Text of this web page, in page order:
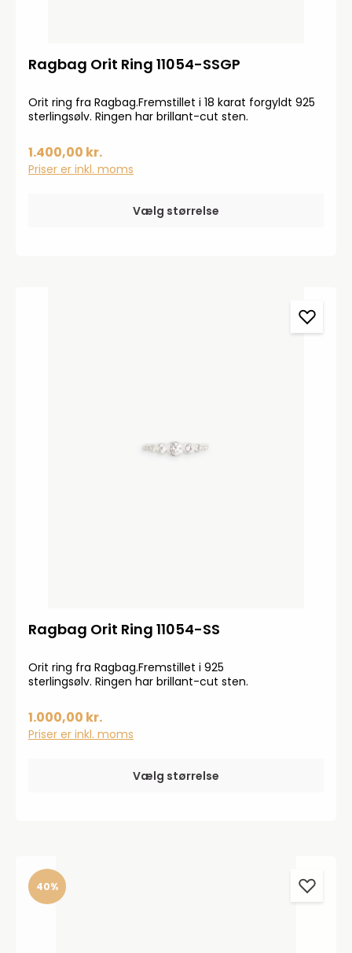
Ragbag Orit Ring 11054-SSGP
Orit ring fra Ragbag.Fremstillet i 18 karat forgyldt 925
sterlingsølv. Ringen har brillant-cut sten.
1.400,00 kr.
Priser er inkl. moms
Vælg størrelse
Ragbag Orit Ring 11054-SS
Orit ring fra Ragbag.Fremstillet i 925
sterlingsølv. Ringen har brillant-cut sten.
1.000,00 kr.
Priser er inkl. moms
Vælg størrelse
40%